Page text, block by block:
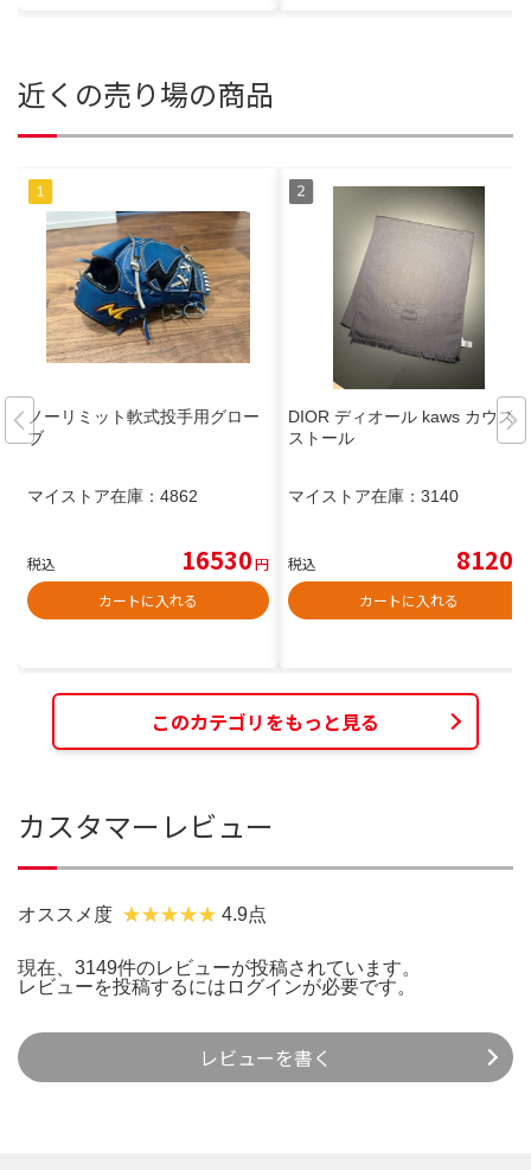
近くの売り場の商品
ノーリミット軟式投手用グロー
ブ
マイストア在庫： 4862
税込 16530円
カートに入れる
DIOR ディオール kaws カウズ
ストール
マイストア在庫： 3140
税込 8120
カートに入れる
このカテゴリをもっと見る
カスタマーレビュー
オススメ度 4.9点
現在、3149件のレビューが投稿されています。
レビューを投稿するには ログインが必要です。
レビューを書く